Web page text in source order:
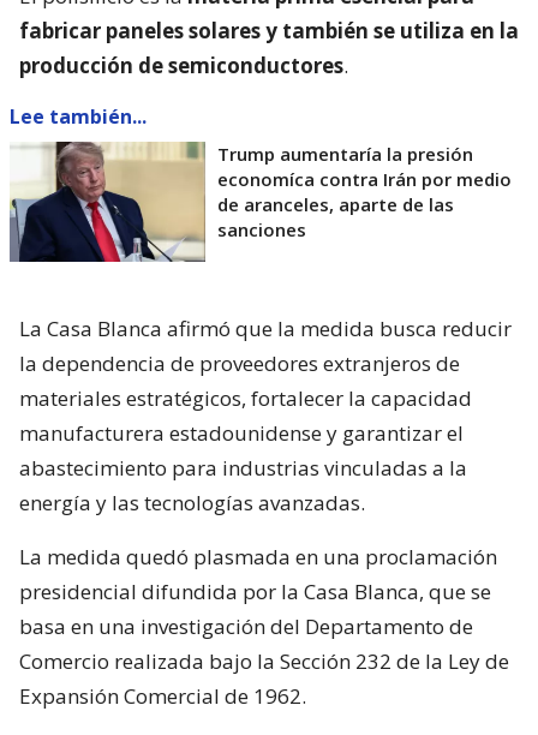
fabricar paneles solares y también se utiliza en la
producción de semiconductores.
Lee también...
Trump aumentaría la presión
economíca contra Irán por medio
de aranceles, aparte de las
sanciones
La Casa Blanca afirmó que la medida busca reducir
la dependencia de proveedores extranjeros de
materiales estratégicos, fortalecer la capacidad
manufacturera estadounidense y garantizar el
abastecimiento para industrias vinculadas a la
energía y las tecnologías avanzadas.
La medida quedó plasmada en una proclamación
presidencial difundida por la Casa Blanca, que se
basa en una investigación del Departamento de
Comercio realizada bajo la Sección 232 de la Ley de
Expansión Comercial de 1962.